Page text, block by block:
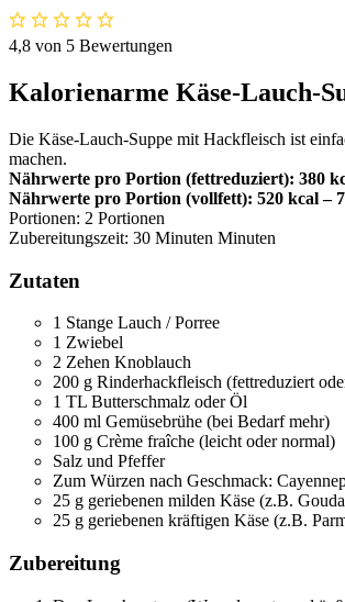
4,8 von 5 Bewertungen
Kalorienarme Käse-Lauch-
Die Käse-Lauch-Suppe mit Hackfleisch ist
machen.
Nährwerte pro Portion (fettreduziert): 380
Nährwerte pro Portion (vollfett): 520 kcal –
Portionen: 2 Portionen
Zubereitungszeit: 30 Minuten Minuten
Zutaten
1 Stange Lauch / Porree
1 Zwiebel
2 Zehen Knoblauch
200 g Rinderhackfleisch (fettreduziert
1 TL Butterschmalz oder Öl
400 ml Gemüsebrühe (bei Bedarf mehr)
100 g Crème fraîche (leicht oder normal)
Salz und Pfeffer
Zum Würzen nach Geschmack:
25 g geriebenen milden Käse (z.B.
25 g geriebenen kräftigen Käse (z.B.
Zubereitung